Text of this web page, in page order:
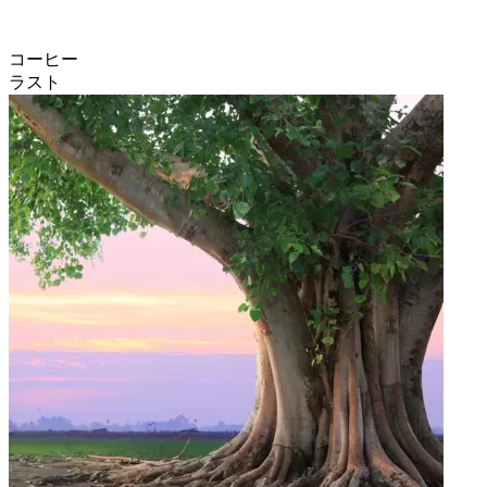
コーヒー
ラスト